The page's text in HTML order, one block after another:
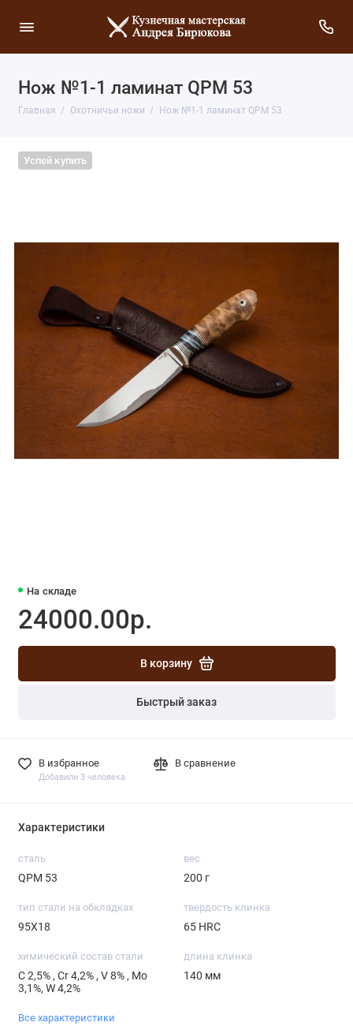
Нож №1-1 ламинат QPM 53
Главная Охотничьи ножи Нож №1-1 ламинат QPM 53
Успей купить
На складе
24000.00р.
В корзину
Быстрый заказ
В избранное
Добавили 3 человека
В сравнение
Характеристики
сталь
QPM 53
вес
200 г
тип стали на обкладках
95Х18
твердость клинка
65 HRC
химический состав стали
С 2,5% , Cr 4,2% , V 8% , Mo
3,1%, W 4,2%
длина клинка
140 мм
Все характеристики